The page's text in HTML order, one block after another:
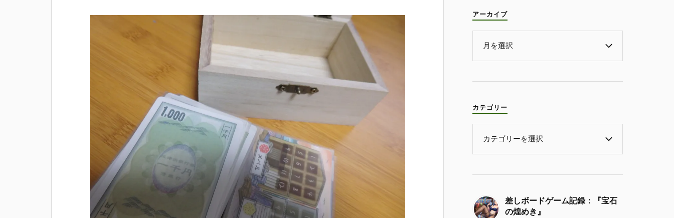
アーカイブ
カテゴリー
差しボードゲーム記録：『宝石
の煌めき』